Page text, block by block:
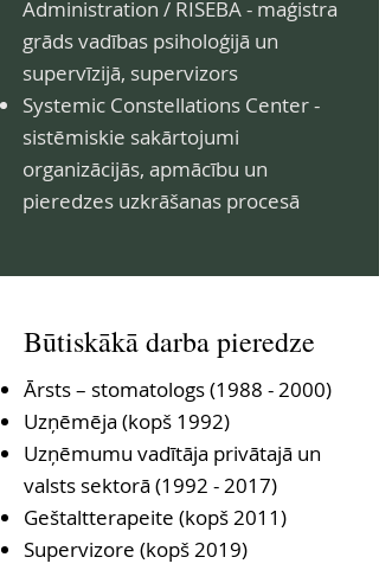
Administration / RISEBA - maģistra
grāds vadības psiholoģijā un
supervīzijā, supervizors
Systemic Constellations Center -
sistēmiskie sakārtojumi
organizācijās, apmācību un
pieredzes uzkrāšanas procesā
Būtiskākā darba pieredze
Ārsts – stomatologs(1988 - 2000)
Uzņēmēja (kopš 1992)
Uzņēmumu vadītāja privātajā un
valsts sektorā (1992 - 2017)
Geštaltterapeite (kopš 2011)
Supervizore (kopš 2019)